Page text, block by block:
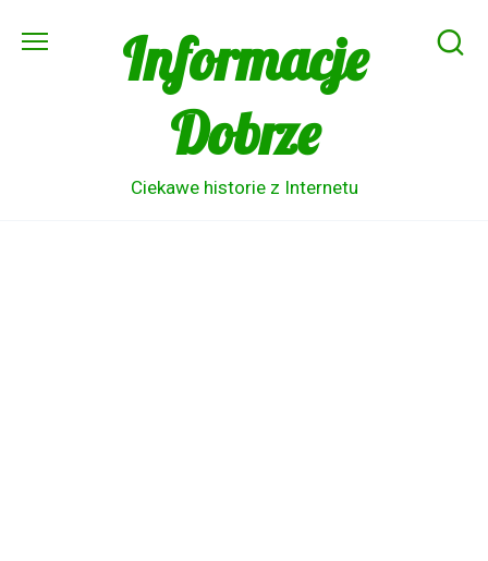
Informacje
Dobrze
Ciekawe historie z Internetu